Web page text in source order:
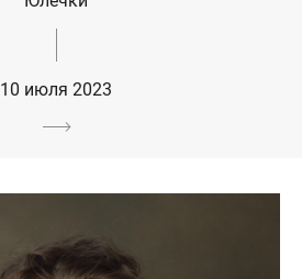
10 июля 2023